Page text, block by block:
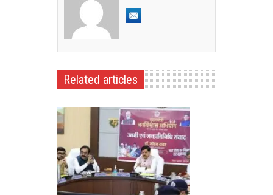
Related articles